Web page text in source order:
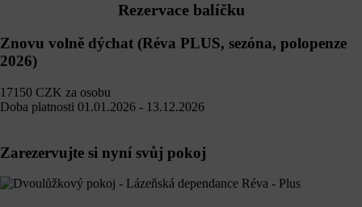
Rezervace balíčku
Znovu volně dýchat (Réva PLUS, sezóna, polopenze
2026)
17150 CZK za osobu
Doba platnosti 01.01.2026 - 13.12.2026
Zarezervujte si nyní svůj pokoj